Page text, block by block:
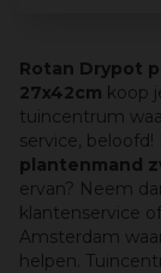
Rotan Drypot
27x42cm koop
tuincentrum
service,
plantenmand
ervan? Neem
klantenservice
Amsterdam
helpen.